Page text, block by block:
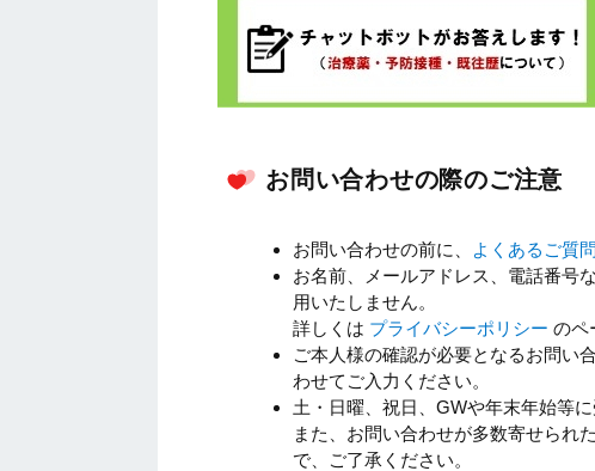
お問い合わせの際のご注意
お問い合わせの前に、 よくあるご質問
お名前、メールアドレス、電話番号
用いたしません。
詳しくは プライバシーポリシー のペ
ご本人様の確認が必要となるお問い
わせてご入力ください。
土・日曜、祝日、GWや年末年始等
また、お問い合わせが多数寄せられ
で、ご了承ください。